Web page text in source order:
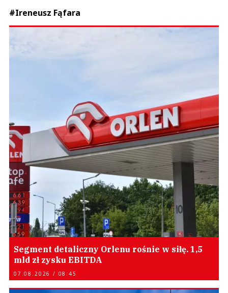
#Ireneusz Fąfara
Segment detaliczny Orlenu rośnie w siłę. 1,5
mld zł zysku EBITDA
07.08.2026 / 08:45